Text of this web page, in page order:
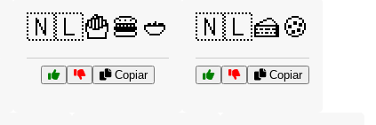
🇳🇱🍟🍔🥙
Copiar
🇳🇱🍰🍪
Copiar